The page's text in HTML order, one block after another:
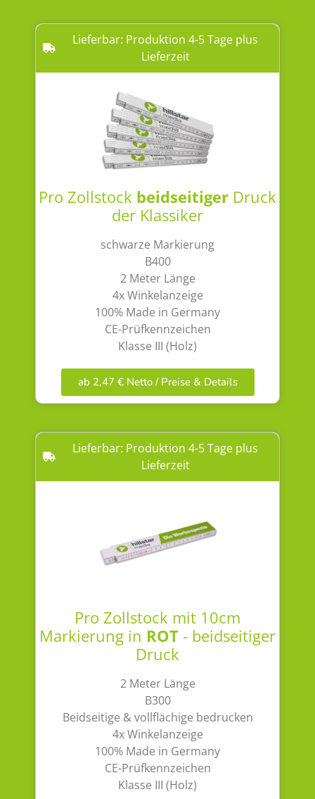
Lieferbar: Produktion 4-5 Tage plus
Lieferzeit
Pro Zollstock beidseitiger Druck
der Klassiker
schwarze Markierung
B400
2 Meter Länge
4x Winkelanzeige
100% Made in Germany
CE-Prüfkennzeichen
Klasse III (Holz)
ab 2,47 € Netto / Preise & Details
Lieferbar: Produktion 4-5 Tage plus
Lieferzeit
Pro Zollstock mit 10cm
Markierung in ROT- beidseitiger
Druck
2 Meter Länge
B300
Beidseitige & vollflächige bedrucken
4x Winkelanzeige
100% Made in Germany
CE-Prüfkennzeichen
Klasse III (Holz)